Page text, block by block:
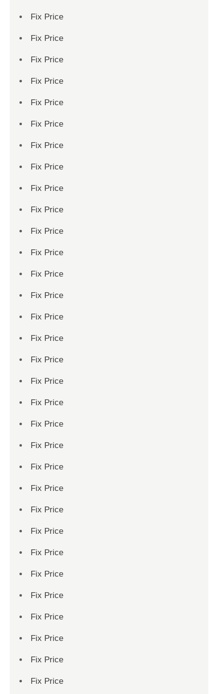
Fix Price
Fix Price
Fix Price
Fix Price
Fix Price
Fix Price
Fix Price
Fix Price
Fix Price
Fix Price
Fix Price
Fix Price
Fix Price
Fix Price
Fix Price
Fix Price
Fix Price
Fix Price
Fix Price
Fix Price
Fix Price
Fix Price
Fix Price
Fix Price
Fix Price
Fix Price
Fix Price
Fix Price
Fix Price
Fix Price
Fix Price
Fix Price